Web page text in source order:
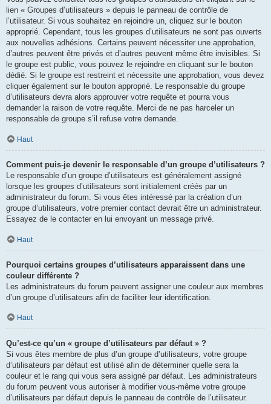
lien « Groupes d’utilisateurs » depuis le panneau de contrôle de
l’utilisateur. Si vous souhaitez en rejoindre un, cliquez sur le bouton
approprié. Cependant, tous les groupes d’utilisateurs ne sont pas ouverts
aux nouvelles adhésions. Certains peuvent nécessiter une approbation,
d’autres peuvent être privés et d’autres peuvent même être invisibles. Si
le groupe est public, vous pouvez le rejoindre en cliquant sur le bouton
dédié. Si le groupe est restreint et nécessite une approbation, vous devez
cliquer également sur le bouton approprié. Le responsable du groupe
d’utilisateurs devra alors approuver votre requête et pourra vous
demander la raison de votre requête. Merci de ne pas harceler un
responsable de groupe s’il refuse votre demande.
Haut
Comment puis-je devenir le responsable d’un groupe d’utilisateurs ?
Le responsable d’un groupe d’utilisateurs est généralement assigné
lorsque les groupes d’utilisateurs sont initialement créés par un
administrateur du forum. Si vous êtes intéressé par la création d’un
groupe d’utilisateurs, votre premier contact devrait être un administrateur.
Essayez de le contacter en lui envoyant un message privé.
Haut
Pourquoi certains groupes d’utilisateurs apparaissent dans une
couleur différente ?
Les administrateurs du forum peuvent assigner une couleur aux membres
d’un groupe d’utilisateurs afin de faciliter leur identification.
Haut
Qu’est-ce qu’un « groupe d’utilisateurs par défaut » ?
Si vous êtes membre de plus d’un groupe d’utilisateurs, votre groupe
d’utilisateurs par défaut est utilisé afin de déterminer quelle sera la
couleur et le rang qui vous sera assigné par défaut. Les administrateurs
du forum peuvent vous autoriser à modifier vous-même votre groupe
d’utilisateurs par défaut depuis le panneau de contrôle de l’utilisateur.